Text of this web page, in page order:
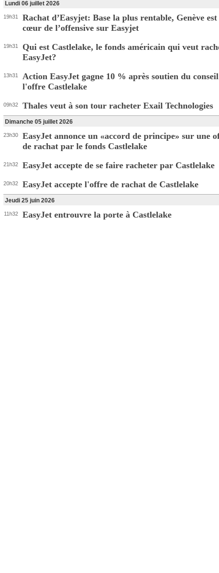
Lundi 06 juillet 2026
19h31
Rachat d’Easyjet: Base la plus rentable, Genève est
cœur de l’offensive sur Easyjet
19h31
Qui est Castlelake, le fonds américain qui veut
EasyJet?
13h31
Action EasyJet gagne 10 % après soutien du
l'offre Castlelake
09h32 Thales veut à son tour racheter Exail Technologies
Dimanche 05 juillet 2026
23h30
EasyJet annonce un «accord de principe» sur une
de rachat par le fonds Castlelake
21h32 EasyJet accepte de se faire racheter par Castlelake
20h32 EasyJet accepte l'offre de rachat de Castlelake
Jeudi 25 juin 2026
11h32 EasyJet entrouvre la porte à Castlelake